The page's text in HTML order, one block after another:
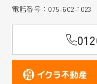
電話番号： 075-602-1023